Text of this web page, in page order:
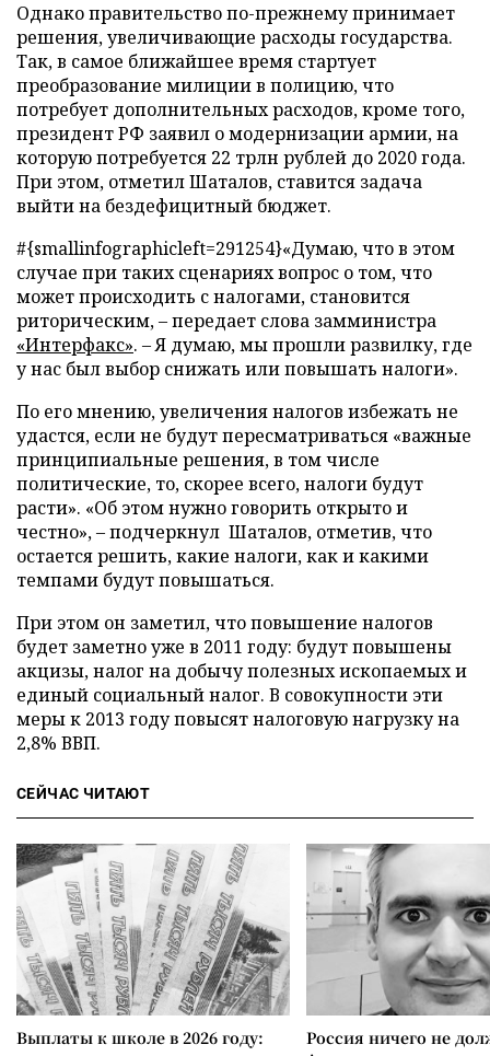
Однако правительство по-прежнему принимает
решения, увеличивающие расходы государства.
Так, в самое ближайшее время стартует
преобразование милиции в полицию, что
потребует дополнительных расходов, кроме того,
президент РФ заявил о модернизации армии, на
которую потребуется 22 трлн рублей до 2020 года.
При этом, отметил Шаталов, ставится задача
выйти на бездефицитный бюджет.
#{smallinfographicleft=291254}«Думаю, что в этом
случае при таких сценариях вопрос о том, что
может происходить с налогами, становится
риторическим, – передает слова замминистра
«Интерфакс». – Я думаю, мы прошли развилку, где
у нас был выбор снижать или повышать налоги».
По его мнению, увеличения налогов избежать не
удастся, если не будут пересматриваться «важные
принципиальные решения, в том числе
политические, то, скорее всего, налоги будут
расти». «Об этом нужно говорить открыто и
честно»,–подчеркнул Шаталов, отметив, что
остается решить, какие налоги, как и какими
темпами будут повышаться.
При этом он заметил, что повышение налогов
будет заметно уже в 2011 году: будут повышены
акцизы, налог на добычу полезных ископаемых и
единый социальный налог. В совокупности эти
меры к 2013 году повысят налоговую нагрузку на
2,8% ВВП.
СЕЙЧАС ЧИТАЮТ
Выплаты к школе в 2026 году:
Россия ничего не